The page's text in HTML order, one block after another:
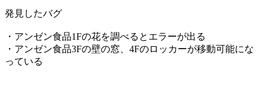
発見したバグ
・アンゼン食品1Fの花を調べるとエラーが出る
・アンゼン食品3Fの壁の窓、4Fのロッカーが移動可能にな
っている